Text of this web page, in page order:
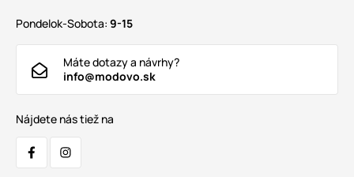
Pondelok-Sobota: 9-15
Máte dotazy a návrhy?
info@modovo.sk
Nájdete nás tiež na